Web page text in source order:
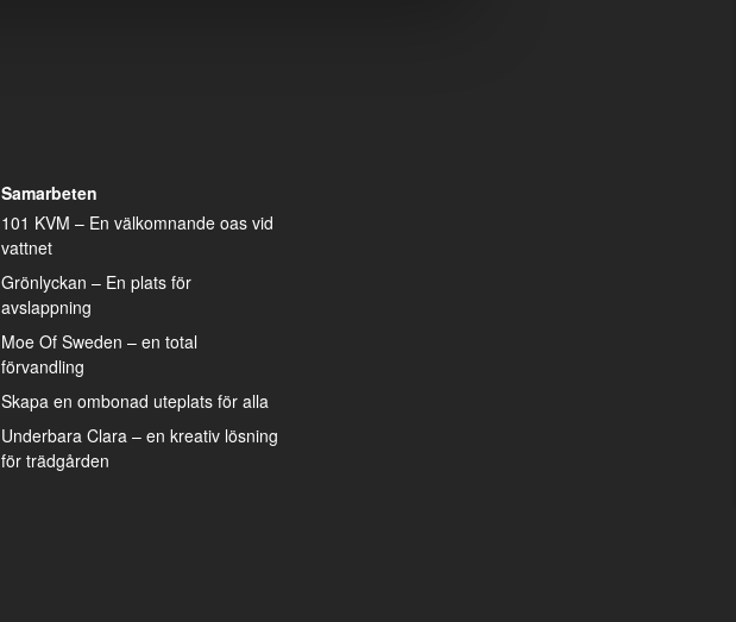
Samarbeten
101 KVM – En välkomnande oas vid
vattnet
Grönlyckan – En plats för
avslappning
Moe Of Sweden – en total
förvandling
Skapa en ombonad uteplats för alla
Underbara Clara – en kreativ lösning
för trädgården